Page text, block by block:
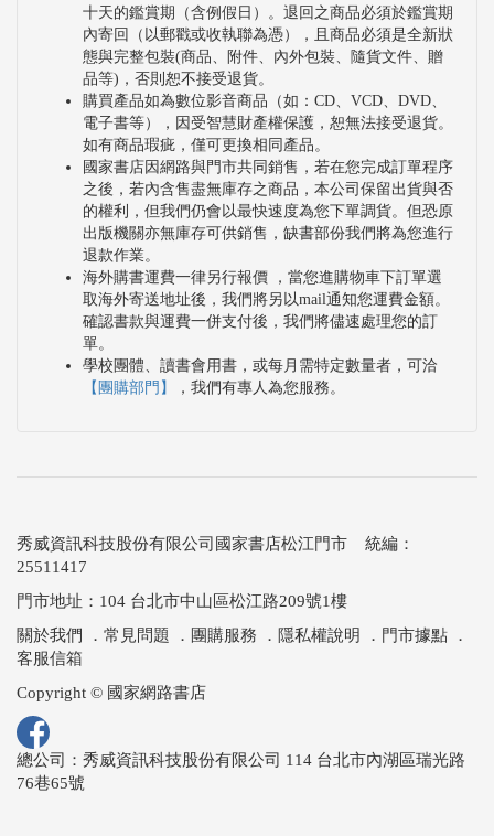
十天的鑑賞期（含例假日）。退回之商品必須於鑑賞期
內寄回（以郵戳或收執聯為憑），且商品必須是全新狀
態與完整包裝(商品、附件、內外包裝、隨貨文件、贈
品等)，否則恕不接受退貨。
購買產品如為數位影音商品（如：CD、VCD、DVD、
電子書等），因受智慧財產權保護，恕無法接受退貨。
如有商品瑕疵，僅可更換相同產品。
國家書店因網路與門市共同銷售，若在您完成訂單程序
之後，若內含售盡無庫存之商品，本公司保留出貨與否
的權利，但我們仍會以最快速度為您下單調貨。但恐原
出版機關亦無庫存可供銷售，缺書部份我們將為您進行
退款作業。
海外購書運費一律另行報價 ，當您進購物車下訂單選
取海外寄送地址後，我們將另以mail通知您運費金額。
確認書款與運費一併支付後，我們將儘速處理您的訂
單。
學校團體、讀書會用書，或每月需特定數量者，可洽
【團購部門】
，我們有專人為您服務。
秀威資訊科技股份有限公司國家書店松江門市 統編：
25511417
門市地址：104 台北市中山區松江路209號1樓
關於我們
． 常見問題 ． 團購服務 ． 隱私權說明 ． 門市據點 ．
客服信箱
Copyright © 國家網路書店
總公司：秀威資訊科技股份有限公司 114 台北市內湖區瑞光路
76巷65號